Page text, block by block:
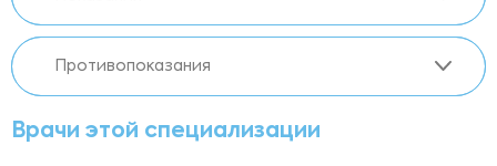
Противопоказания
Врачи этой специализации